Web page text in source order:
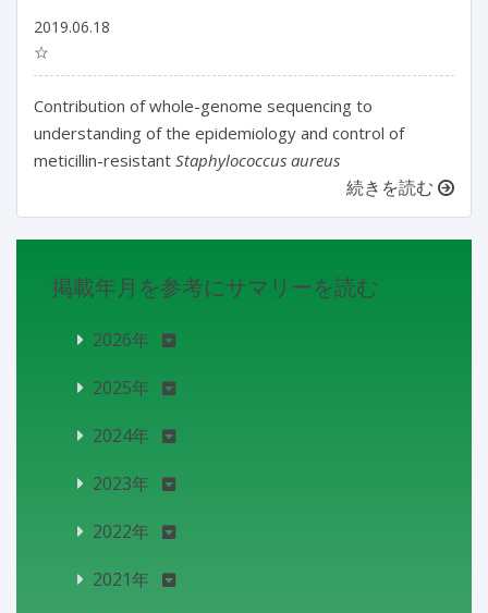
2019.06.18
☆
Contribution of whole-genome sequencing to
understanding of the epidemiology and control of
meticillin-resistant Staphylococcus aureus
続きを読む
掲載年月を参考にサマリーを読む
2026年
2025年
2024年
2023年
2022年
2021年